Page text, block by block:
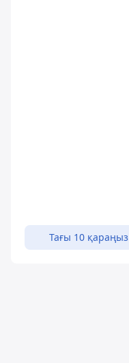
Тағы 10 қараңыз